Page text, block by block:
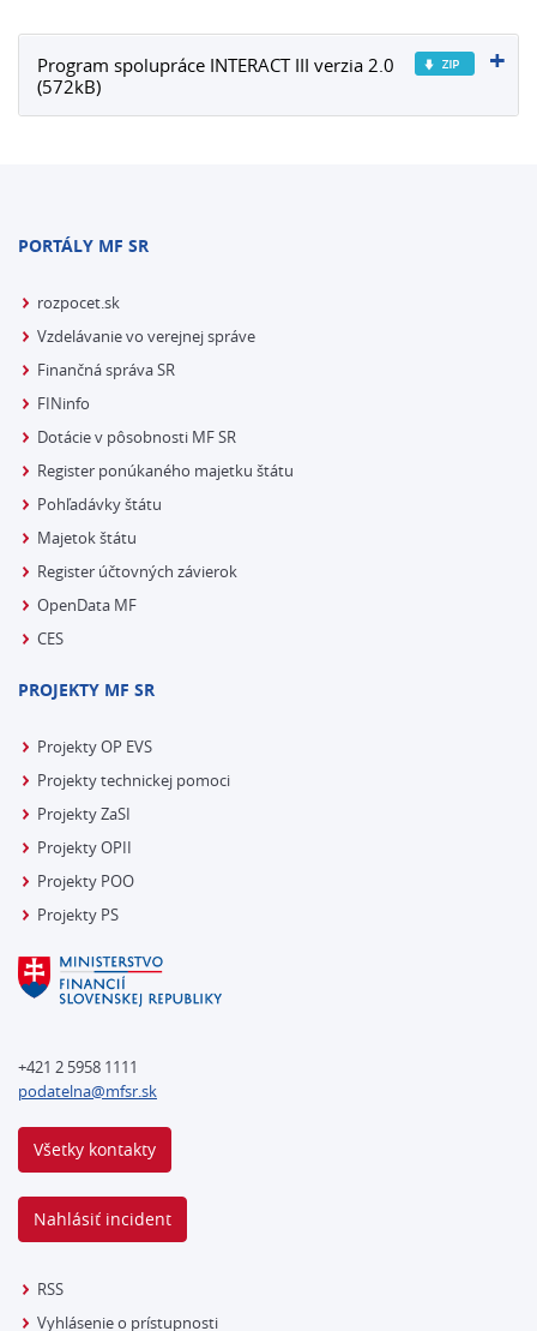
Program spolupráce INTERACT III verzia 2.0
(572kB)
PORTÁLY MF SR
rozpocet.sk
Vzdelávanie vo verejnej správe
Finančná správa SR
FINinfo
Dotácie v pôsobnosti MF SR
Register ponúkaného majetku štátu
Pohľadávky štátu
Majetok štátu
Register účtovných závierok
OpenData MF
CES
PROJEKTY MF SR
Projekty OP EVS
Projekty technickej pomoci
Projekty ZaSI
Projekty OPII
Projekty POO
Projekty PS
+421 2 5958 1111
podatelna@mfsr.sk
Všetky kontakty
Nahlásiť incident
RSS
Vyhlásenie o prístupnosti